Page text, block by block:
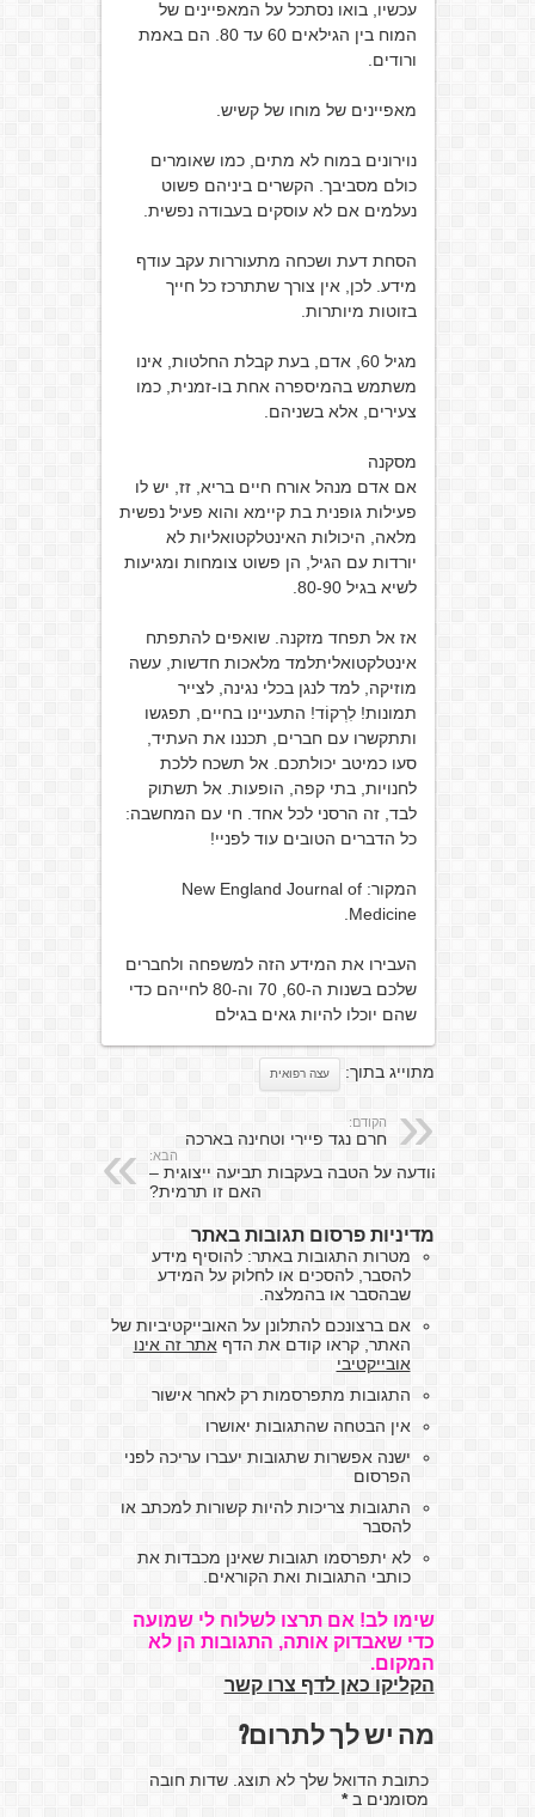
עכשיו, בואו נסתכל על המאפיינים של
המוח בין הגילאים 60 עד 80. הם באמת
ורודים.
מאפיינים של מוחו של קשיש.
נוירונים במוח לא מתים, כמו שאומרים
כולם מסביבך. הקשרים ביניהם פשוט
נעלמים אם לא עוסקים בעבודה נפשית.
הסחת דעת ושכחה מתעוררות עקב עודף
מידע. לכן, אין צורך שתתרכז כל חייך
בזוטות מיותרות.
מגיל 60, אדם, בעת קבלת החלטות, אינו
משתמש בהמיספרה אחת בו-זמנית, כמו
צעירים, אלא בשניהם.
מסקנה
אם אדם מנהל אורח חיים בריא, זז, יש לו
פעילות גופנית בת קיימא והוא פעיל נפשית
מלאה, היכולות האינטלקטואליות לא
יורדות עם הגיל, הן פשוט צומחות ומגיעות
לשיא בגיל 80-90.
אז אל תפחד מזקנה. שואפים להתפתח
אינטלקטואליתלמד מלאכות חדשות, עשה
מוזיקה, למד לנגן בכלי נגינה, לצייר
תמונות! לִרְקוֹד! התעניינו בחיים, תפגשו
ותתקשרו עם חברים, תכננו את העתיד,
סעו כמיטב יכולתכם. אל תשכח ללכת
לחנויות, בתי קפה, הופעות. אל תשתוק
לבד, זה הרסני לכל אחד. חי עם המחשבה:
כל הדברים הטובים עוד לפניי!
המקור: New England Journal of
Medicine.
העבירו את המידע הזה למשפחה ולחברים
שלכם בשנות ה-60, 70 וה-80 לחייהם כדי
שהם יוכלו להיות גאים בגילם
מתוייג בתוך: עצה רפואית
הקודם:
חרם נגד פיירי וטחינה בארכה
הבא:
הודעה על הטבה בעקבות תביעה ייצוגית –
האם זו תרמית?
מדיניות פרסום תגובות באתר
מטרות התגובות באתר: להוסיף מידע
להסבר, להסכים או לחלוק על המידע
שבהסבר או בהמלצה.
אם ברצונכם להתלונן על האובייקטיביות של
האתר, קראו קודם את הדףאתר זה אינו
אובייקטיבי
התגובות מתפרסמות רק לאחר אישור
אין הבטחה שהתגובות יאושרו
ישנה אפשרות שתגובות יעברו עריכה לפני
הפרסום
התגובות צריכות להיות קשורות למכתב או
להסבר
לא יתפרסמו תגובות שאינן מכבדות את
כותבי התגובות ואת הקוראים.
שימו לב! אם תרצו לשלוח לי שמועה
כדי שאבדוק אותה, התגובות הן לא
המקום.
הקליקו כאן לדף צרו קשר
מה יש לך לתרום?
כתובת הדואל שלך לא תוצג. שדות חובה
מסומנים ב*